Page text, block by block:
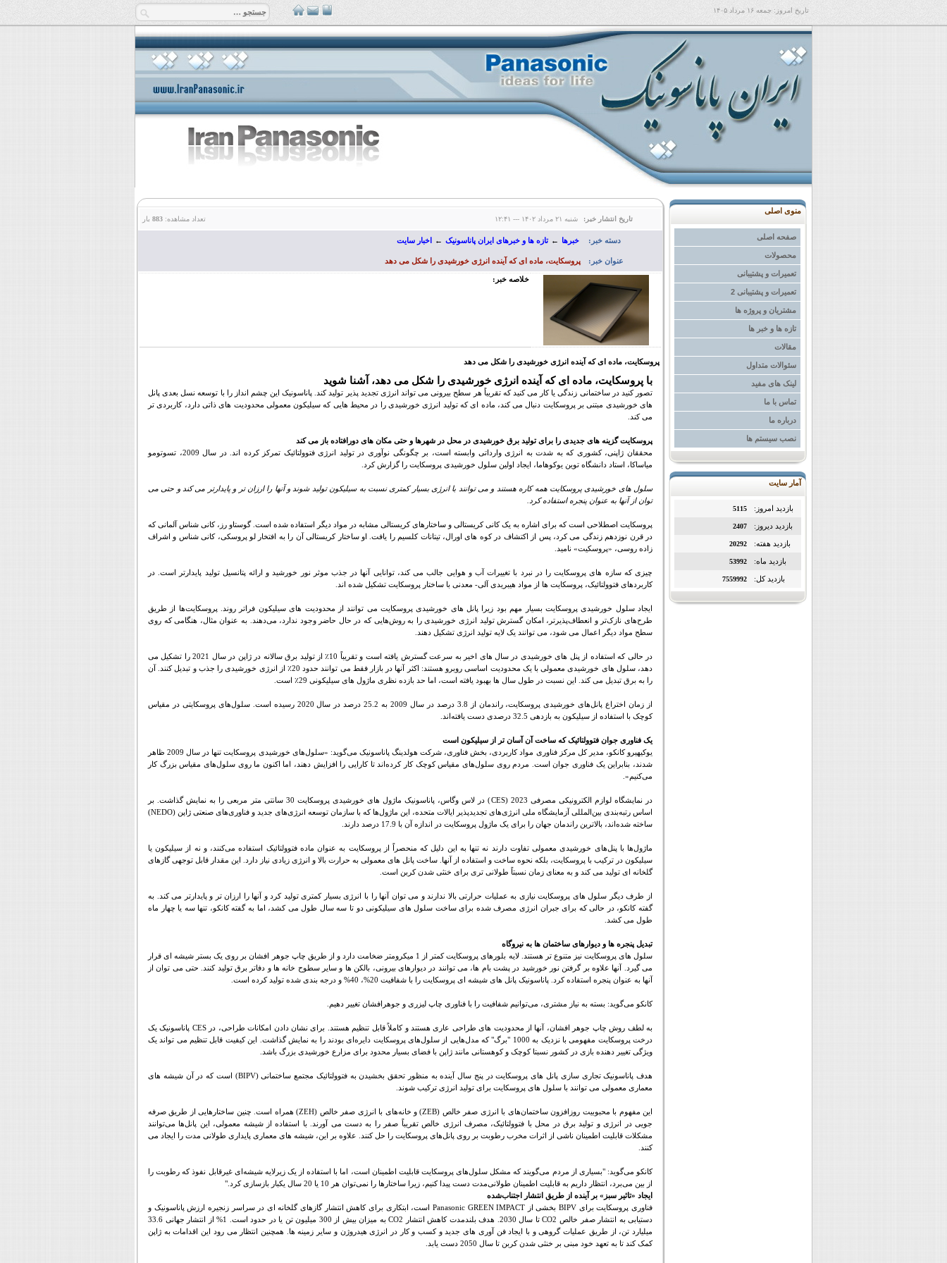
تاریخ امروز: جمعه ۱۶ مرداد ۱۴۰۵
منوی اصلی
صفحه اصلی
محصولات
تعمیرات و پشتیبانی
تعمیرات و پشتیبانی 2
مشتریان و پروژه ها
تازه ها و خبر ها
مقالات
سئوالات متداول
لینک های مفید
تماس با ما
درباره ما
نصب سیستم ها
آمار سایت
بازدید امروز: 5115
بازدید دیروز: 2407
بازدید هفته: 20292
بازدید ماه: 53992
بازدید کل: 7559992
تاریخ انتشار خبر: شنبه ۲۱ مرداد ۱۴۰۲ --- ۱۲:۴۱ تعداد مشاهده: 883 بار
خبرها ← تازه ها و خبرهای ایران پاناسونیک ← اخبار سایت دسته خبر:
پروسکایت، ماده ای که آینده انرژی خورشیدی را شکل می دهد عنوان خبر:
خلاصه خبر:
پروسکایت، ماده ای که آینده انرژی خورشیدی را شکل می دهد
با پروسکایت، ماده ای که آینده انرژی خورشیدی را شکل می دهد، آشنا شوید
تصور کنید در ساختمانی زندگی یا کار می کنید که تقریباً هر سطح بیرونی می تواند انرژی تجدید پذیر تولید کند. پاناسونیک این چشم انداز را با توسعه نسل بعدی پانل
های خورشیدی مبتنی بر پروسکایت دنبال می کند، ماده ای که تولید انرژی خورشیدی را در محیط هایی که سیلیکون معمولی محدودیت های ذاتی دارد، کاربردی تر
می کند
پروسکایت گزینه های جدیدی را برای تولید برق خورشیدی در محل در شهرها و حتی مکان های دورافتاده باز می کند
محققان ژاپنی، کشوری که به شدت به انرژی وارداتی وابسته است، بر چگونگی نوآوری در تولید انرژی فتوولتائیک تمرکز کرده اند. در سال 2009، تسوتومو
میاساکا، استاد دانشگاه توین یوکوهاما، ایجاد اولین سلول خورشیدی پروسکایت را گزارش کرد.
سلول های خورشیدی پروسکایت همه کاره هستند و می توانند با انرژی بسیار کمتری نسبت به سیلیکون تولید شوند و آنها را ارزان تر و پایدارتر می کند و حتی می
توان از آنها به عنوان پنجره استفاده کرد.
پروسکایت اصطلاحی است که برای اشاره به یک کانی کریستالی و ساختارهای کریستالی مشابه در مواد دیگر استفاده شده است. گوستاو رز، کانی شناس آلمانی که
در قرن نوزدهم زندگی می کرد، پس از اکتشاف در کوه های اورال، تیتانات کلسیم را یافت. او ساختار کریستالی آن را به افتخار لو پروسکی، کانی شناس و اشراف
زاده روسی، «پروسکیت» نامید
چیزی که سازه های پروسکایت را در نبرد با تغییرات آب و هوایی جالب می کند، توانایی آنها در جذب موثر نور خورشید و ارائه پتانسیل تولید پایدارتر است. در
کاربردهای فتوولتائیک، پروسکایت ها از مواد هیبریدی آلی- معدنی با ساختار پروسکایت تشکیل شده اند
ایجاد سلول خورشیدی پروسکایت بسیار مهم بود زیرا پانل های خورشیدی پروسکایت می توانند از محدودیت های سیلیکون فراتر روند. پروسکایت‌ها از طریق
طرح‌های نازک‌تر و انعطاف‌پذیرتر، امکان گسترش تولید انرژی خورشیدی را به روش‌هایی که در حال حاضر وجود ندارد، می‌دهند. به عنوان مثال، هنگامی که روی
سطح مواد دیگر اعمال می شود، می توانند یک لایه تولید انرژی تشکیل دهند
در حالی که استفاده از پنل های خورشیدی در سال های اخیر به سرعت گسترش یافته است و تقریباً 10٪ از تولید برق سالانه در ژاپن در سال 2021 را تشکیل می
دهد، سلول های خورشیدی معمولی با یک محدودیت اساسی روبرو هستند: اکثر آنها در بازار فقط می توانند حدود 20٪ از انرژی خورشیدی را جذب و تبدیل کنند. آن
را به برق تبدیل می کند. این نسبت در طول سال ها بهبود یافته است، اما حد بازده نظری ماژول های سیلیکونی 29٪ است
از زمان اختراع پانل‌های خورشیدی پروسکایت، راندمان از 3.8 درصد در سال 2009 به 25.2 درصد در سال 2020 رسیده است. سلول‌های پروسکایتی در مقیاس
کوچک با استفاده از سیلیکون به بازدهی 32.5 درصدی دست یافته‌اند.
یک فناوری جوان فتوولتائیک که ساخت آن آسان تر از سیلیکون است
یوکیهیرو کانکو، مدیر کل مرکز فناوری مواد کاربردی، بخش فناوری، شرکت هولدینگ پاناسونیک می‌گوید: «سلول‌های خورشیدی پروسکایت تنها در سال 2009 ظاهر
شدند، بنابراین یک فناوری جوان است. مردم روی سلول‌های مقیاس کوچک کار کرده‌اند تا کارایی را افزایش دهند، اما اکنون ما روی سلول‌های مقیاس بزرگ کار
می‌کنیم .»
در نمایشگاه لوازم الکترونیکی مصرفی 2023 ( CES
) در لاس وگاس، پاناسونیک ماژول های خورشیدی پروسکایت 30 سانتی متر مربعی را به نمایش گذاشت. بر
اساس رتبه‌بندی بین‌المللی آزمایشگاه ملی انرژی‌های تجدیدپذیر ایالات متحده، این ماژول‌ها که با سازمان توسعه انرژی‌های جدید و فناوری‌های صنعتی ژاپن (NEDO
)
ساخته شده‌اند، بالاترین راندمان جهان را برای یک ماژول پروسکایت در اندازه آن با 17.9 درصد دارند.
ماژول‌ها با پنل‌های خورشیدی معمولی تفاوت دارند نه تنها به این دلیل که منحصراً از پروسکایت به عنوان ماده فتوولتائیک استفاده می‌کنند، و نه از سیلیکون یا
سیلیکون در ترکیب با پروسکایت، بلکه نحوه ساخت و استفاده از آنها. ساخت پانل های معمولی به حرارت بالا و انرژی زیادی نیاز دارد. این مقدار قابل توجهی گازهای
گلخانه ای تولید می کند و به معنای زمان نسبتاً طولانی تری برای خنثی شدن کربن است
از طرف دیگر سلول های پروسکایت نیازی به عملیات حرارتی بالا ندارند و می توان آنها را با انرژی بسیار کمتری تولید کرد و آنها را ارزان تر و پایدارتر می کند. به
گفته کانکو، در حالی که برای جبران انرژی مصرف شده برای ساخت سلول های سیلیکونی دو تا سه سال طول می کشد، اما به گفته کانکو، تنها سه یا چهار ماه
طول می کشد.
تبدیل پنجره ها و دیوارهای ساختمان ها به نیروگاه
سلول های پروسکایت نیز متنوع تر هستند. لایه بلورهای پروسکایت کمتر از 1 میکرومتر ضخامت دارد و از طریق چاپ جوهر افشان بر روی یک بستر شیشه ای قرار
می گیرد. آنها علاوه بر گرفتن نور خورشید در پشت بام ها، می توانند در دیوارهای بیرونی، بالکن ها و سایر سطوح خانه ها و دفاتر برق تولید کنند. حتی می توان از
آنها به عنوان پنجره استفاده کرد. پاناسونیک پانل های شیشه ای پروسکایت را با شفافیت 20%، 40% و درجه بندی شده تولید کرده است
کانکو می‌گوید: بسته به نیاز مشتری، می‌توانیم شفافیت را با فناوری چاپ لیزری و جوهرافشان تغییر دهیم
به لطف روش چاپ جوهر افشان، آنها از محدودیت های طراحی عاری هستند و کاملاً قابل تنظیم هستند. برای نشان دادن امکانات طراحی، درCES پاناسونیک یک
درخت پروسکایت مفهومی با نزدیک به 1000 "برگ" که مدل‌هایی از سلول‌های پروسکایت دایره‌ای بودند را به نمایش گذاشت. این کیفیت قابل تنظیم می تواند یک
ویژگی تغییر دهنده بازی در کشور نسبتا کوچک و کوهستانی مانند ژاپن با فضای بسیار محدود برای مزارع خورشیدی بزرگ باشد.
هدف پاناسونیک تجاری سازی پانل های پروسکایت در پنج سال آینده به منظور تحقق بخشیدن به فتوولتائیک مجتمع ساختمانی(BIPV) است که در آن شیشه های
معماری معمولی می توانند با سلول های پروسکایت برای تولید انرژی ترکیب شوند
این مفهوم با محبوبیت روزافزون ساختمان‌های با انرژی صفر خالص (ZEB)و خانه‌های با انرژی صفر خالص (ZEH) همراه است. چنین ساختارهایی از طریق صرفه
جویی در انرژی و تولید برق در محل با فتوولتائیک، مصرف انرژی خالص تقریباً صفر را به دست می آورند. با استفاده از شیشه معمولی، این پانل‌ها می‌توانند
مشکلات قابلیت اطمینان ناشی از اثرات مخرب رطوبت بر روی پانل‌های پروسکایت را حل کنند. علاوه بر این، شیشه های معماری پایداری طولانی مدت را ایجاد می
کنند
کانکو می‌گوید: "بسیاری از مردم می‌گویند که مشکل سلول‌های پروسکایت قابلیت اطمینان است، اما با استفاده از یک زیرلایه شیشه‌ای غیرقابل نفوذ که رطوبت را
از بین می‌برد، انتظار داریم به قابلیت اطمینان طولانی‌مدت دست پیدا کنیم، زیرا ساختارها را نمی‌توان هر 10 یا 20 سال یکبار بازسازی کرد."
ایجاد «تاثیر سبز» بر آینده از طریق انتشار اجتناب‌شده
فناوری پروسکایت برای BIPV بخشی از Panasonic GREEN IMPACT است، ابتکاری برای کاهش انتشار گازهای گلخانه ای در سراسر زنجیره ارزش پاناسونیک و
دستیابی به انتشار صفر خالص CO2تا سال 2030. هدف بلندمدت کاهش انتشار CO2
به میزان بیش از 300 میلیون تن یا در حدود است. 1% از انتشار جهانی 33.6
میلیارد تن، از طریق عملیات گروهی و با ایجاد فن آوری های جدید و کسب و کار در انرژی هیدروژن و سایر زمینه ها. همچنین انتظار می رود این اقدامات به ژاپن
کمک کند تا به تعهد خود مبنی بر خنثی شدن کربن تا سال 2050 دست یابد